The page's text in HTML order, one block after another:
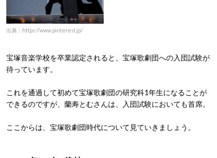
出典：https://www.pinterest.jp/
宝塚音楽学校を卒業認定されると、宝塚歌劇団への入団試験が
待っています。
これを通過して初めて宝塚歌劇団の研究科1年生になることが
できるのですが、蘭寿とむさんは、入団試験においても首席。
ここからは、宝塚歌劇団時代について見ていきましょう。